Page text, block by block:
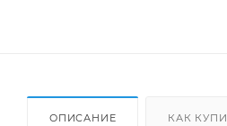
ОПИСАНИЕ КАК